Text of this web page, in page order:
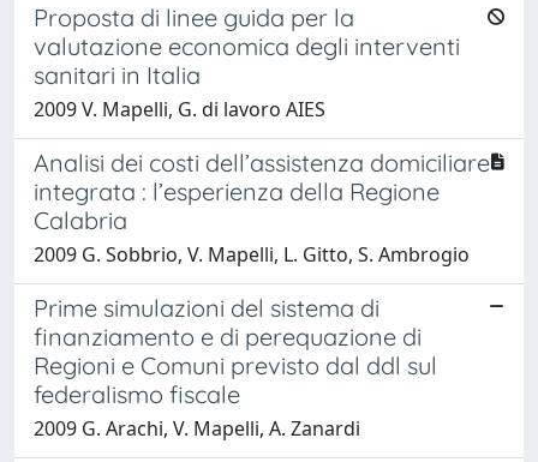
Proposta di linee guida per la
valutazione economica degli interventi
sanitari in Italia
2009 V. Mapelli, G. di lavoro AIES
Analisi dei costi dell’assistenza domiciliare
integrata : l’esperienza della Regione
Calabria
2009 G. Sobbrio, V. Mapelli, L. Gitto, S. Ambrogio
Prime simulazioni del sistema di
finanziamento e di perequazione di
Regioni e Comuni previsto dal ddl sul
federalismo fiscale
2009 G. Arachi, V. Mapelli, A. Zanardi